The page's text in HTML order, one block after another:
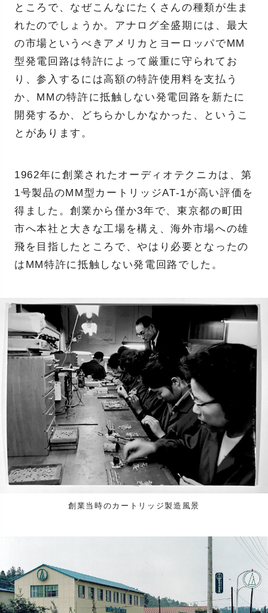
ところで、なぜこんなにたくさんの種類が生ま
れたのでしょうか。アナログ全盛期には、最大
の市場というべきアメリカとヨーロッパでMM
型発電回路は特許によって厳重に守られてお
り、参入するには高額の特許使用料を支払う
か、MMの特許に抵触しない発電回路を新たに
開発するか、どちらかしかなかった、というこ
とがあります。
1962年に創業されたオーディオテクニカは、第
1号製品のMM型カートリッジAT-1が高い評価を
得ました。創業から僅か3年で、東京都の町田
市へ本社と大きな工場を構え、海外市場への雄
飛を目指したところで、やはり必要となったの
はMM特許に抵触しない発電回路でした。
創業当時のカートリッジ製造風景